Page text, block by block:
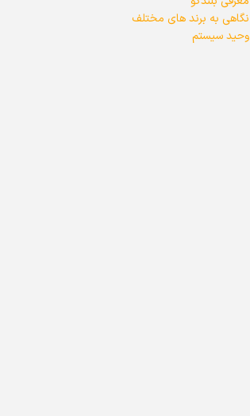
نگاهی به برند های مختلف
وحید سیستم